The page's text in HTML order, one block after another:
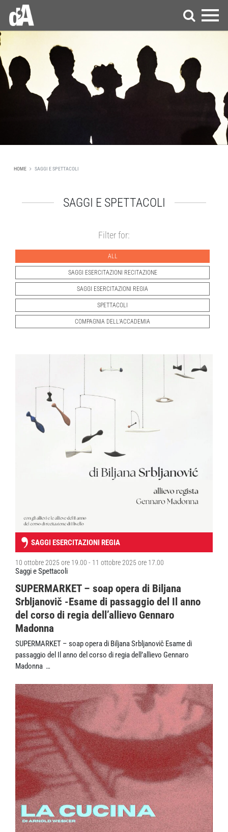
HOME SAGGI E SPETTACOLI
SAGGI E SPETTACOLI
Filter for:
ALL
SAGGI ESERCITAZIONI RECITAZIONE
SAGGI ESERCITAZIONI REGIA
SPETTACOLI
COMPAGNIA DELL'ACCADEMIA
SAGGI ESERCITAZIONI REGIA
10 ottobre 2025 ore 19.00 - 11 ottobre 2025 ore 17.00
Saggi e Spettacoli
SUPERMARKET – soap opera di Biljana
Srbljanovič -Esame di passaggio del Il anno
del corso di regia dell’allievo Gennaro
Madonna
SUPERMARKET – soap opera di Biljana Srbljanovič Esame di
passaggio del Il anno del corso di regia dell’allievo Gennaro
Madonna …